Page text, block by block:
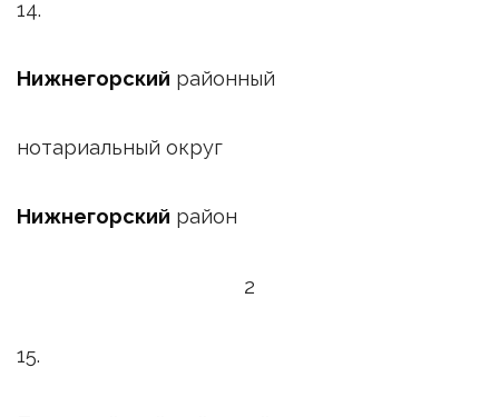
14.
Нижнегорский районный
нотариальный округ
Нижнегорский район
2
15.